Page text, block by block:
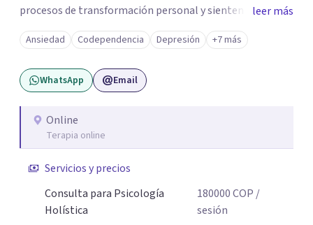
procesos de transformación personal y sienten la
necesidad de tomar una pausa para reconectar consigo
mismas y hacer un viaje de autoconocimiento profundo.
Mi propio camino profesional me llevó a trabajar antes
con niños, adolescentes y familias en contextos
enseñó que el cambio real ocurre cuando la persona se
siente vista, escuchada, acompañada; y sobre todo
llevar a su vida cotidiana. Hoy, esa experiencia se traduce
en un acompañamiento terapéutico, desde un enfoque
que une el rigor de la psicología con la sabiduría del
leer más
Ansiedad Codependencia Depresión +7 más
WhatsApp Email
Online
Terapia online
Servicios y precios
Consulta para Psicología
Holística
180000COP /
sesión